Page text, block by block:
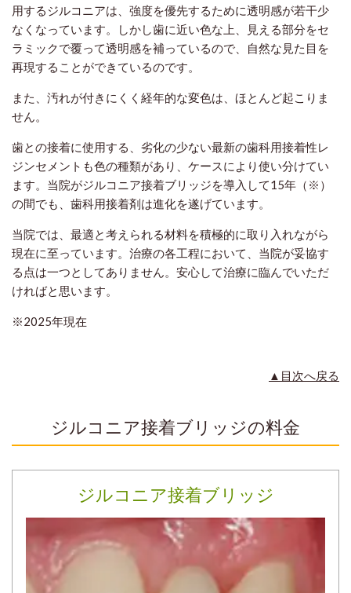
用するジルコニアは、強度を優先するために透明感が若干少
なくなっています。しかし歯に近い色な上、見える部分をセ
ラミックで覆って透明感を補っているので、自然な見た目を
再現することができているのです。
また、汚れが付きにくく経年的な変色は、ほとんど起こりま
せん。
歯との接着に使用する、劣化の少ない最新の歯科用接着性レ
ジンセメントも色の種類があり、ケースにより使い分けてい
ます。当院がジルコニア接着ブリッジを導入して15年（※）
の間でも、歯科用接着剤は進化を遂げています。
当院では、最適と考えられる材料を積極的に取り入れながら
現在に至っています。治療の各工程において、当院が妥協す
る点は一つとしてありません。安心して治療に臨んでいただ
ければと思います。
※2025年現在
▲目次へ戻る
ジルコニア接着ブリッジの料金
ジルコニア接着ブリッジ